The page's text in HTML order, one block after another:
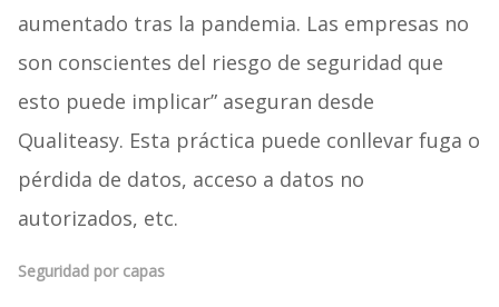
aumentado tras la pandemia. Las empresas no
son conscientes del riesgo de seguridad que
esto puede implicar” aseguran desde
Qualiteasy. Esta práctica puede conllevar fuga o
pérdida de datos, acceso a datos no
autorizados, etc.
Seguridad por capas